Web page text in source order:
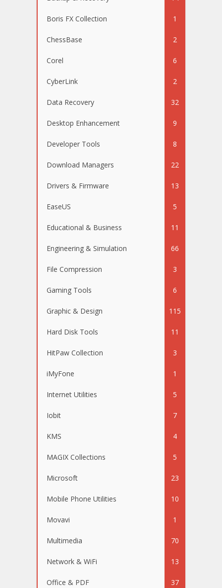
Boris FX Collection 1
ChessBase 2
Corel 6
CyberLink 2
Data Recovery 32
Desktop Enhancement 9
Developer Tools 8
Download Managers 22
Drivers & Firmware 13
EaseUS 5
Educational & Business 11
Engineering & Simulation 66
File Compression 3
Gaming Tools 6
Graphic & Design 115
Hard Disk Tools 11
HitPaw Collection 3
iMyFone 1
Internet Utilities 5
Iobit 7
KMS 4
MAGIX Collections 5
Microsoft 23
Mobile Phone Utilities 10
Movavi 1
Multimedia 70
Network & WiFi 13
Office & PDF 37